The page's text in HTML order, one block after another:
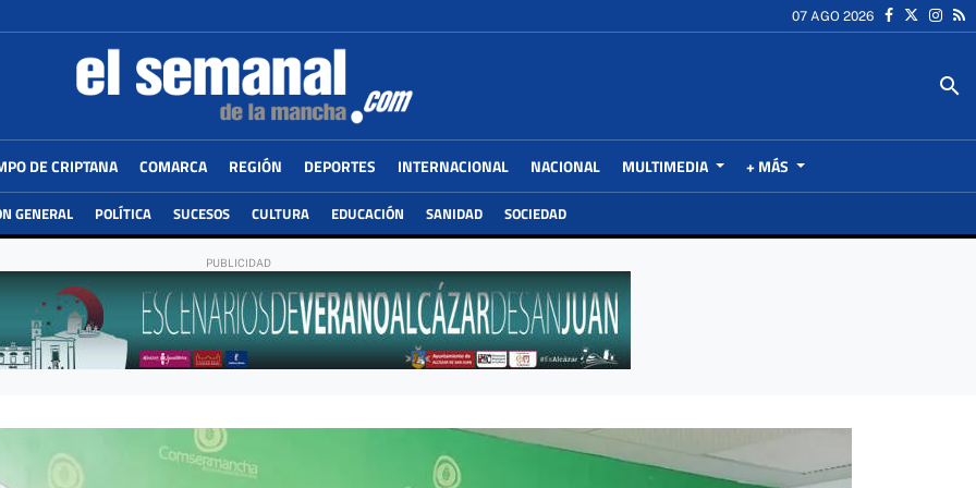
07 AGO 2026
search
DE CRIPTANA COMARCA REGIÓN DEPORTES INTERNACIONAL NACIONAL MULTIMEDIA + MÁS
GENERAL POLÍTICA SUCESOS CULTURA EDUCACIÓN SANIDAD SOCIEDAD